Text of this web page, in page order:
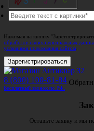
Нажимая на кнопку
обработку своих персональных
условиями пользования сайтом
Зарегистрироваться
8 (800) 100-81-84
Бесплатный звонок по РФ.
Оставьте заявку и мы